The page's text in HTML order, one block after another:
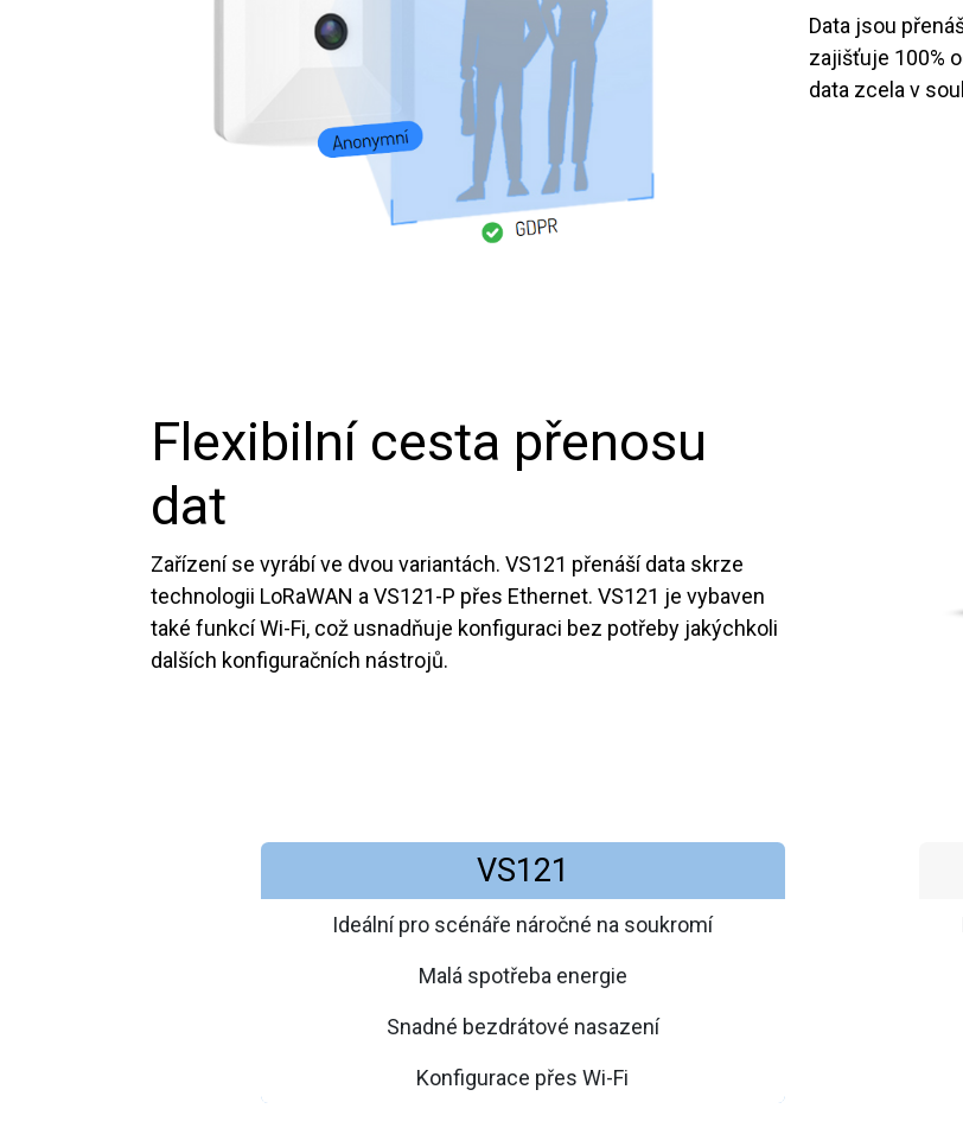
Data jsou
zajišťuje 100%
data zcela v
Flexibilní cesta přenosu
dat
Zařízení se vyrábí ve dvou variantách. VS121 přenáší data skrze
technologii LoRaWAN a VS121-P přes Ethernet. VS121 je vybaven
také funkcí Wi-Fi, což usnadňuje konfiguraci bez potřeby jakýchkoli
dalších konfiguračních nástrojů.
VS121
Ideální pro scénáře náročné na soukromí
Malá spotřeba energie
Snadné bezdrátové nasazení
Konfigurace přes Wi-Fi